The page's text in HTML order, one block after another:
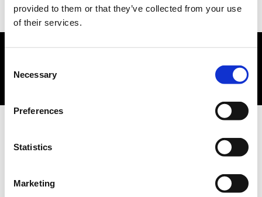
provided to them or that they’ve collected from your use
of their services.
Selection
Necessary
Preferences
Statistics
Marketing